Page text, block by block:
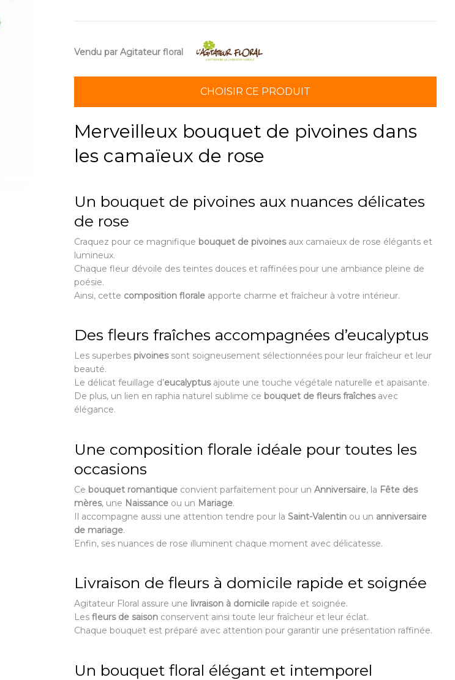
Vendu par Agitateur floral
CHOISIR CE PRODUIT
Merveilleux bouquet de pivoines dans
les camaïeux de rose
Un bouquet de pivoines aux nuances délicates
de rose
Craquez pour ce magnifique bouquet de pivoinesaux camaïeux de rose élégants et
lumineux.
Chaque fleur dévoile des teintes douces et raffinées pour une ambiance pleine de
poésie.
Ainsi, cette composition florale apporte charme et fraîcheur à votre intérieur.
Des fleurs fraîches accompagnées d’eucalyptus
Les superbes pivoinessont soigneusement sélectionnées pour leur fraîcheur et leur
beauté.
Le délicat feuillage d’eucalyptusajoute une touche végétale naturelle et apaisante.
De plus, un lien en raphia naturel sublime ce bouquet de fleurs fraîchesavec
élégance.
Une composition florale idéale pour toutes les
occasions
Ce bouquet romantique convient parfaitement pour un Anniversaire, la Fête des
mères, une Naissance ou un Mariage.
Il accompagne aussi une attention tendre pour la Saint-Valentin ou un anniversaire
de mariage.
Enfin, ses nuances de rose illuminent chaque moment avec délicatesse.
Livraison de fleurs à domicile rapide et soignée
Agitateur Floral assure une livraison à domicile rapide et soignée.
Les fleurs de saison conservent ainsi toute leur fraîcheur et leur éclat.
Chaque bouquet est préparé avec attention pour garantir une présentation raffinée.
Un bouquet floral élégant et intemporel